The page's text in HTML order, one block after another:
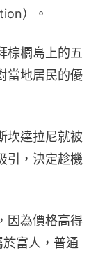
）。
棕櫚島上的五
當地居民的優
坎達拉尼就被
引，決定趁機
因為價格高得
富人，普通